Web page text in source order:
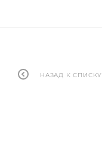
НАЗАД К СПИСКУ